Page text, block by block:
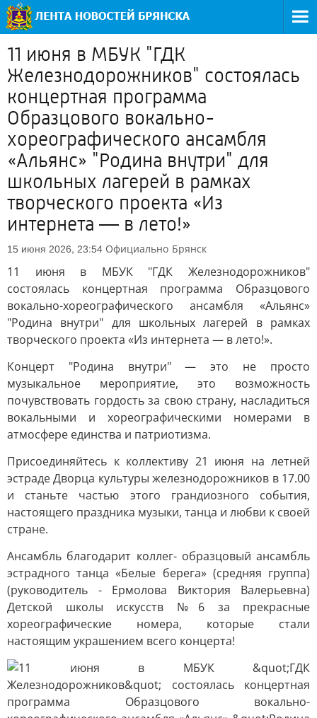
11 июня в МБУК "ГДК
Железнодорожников" состоялась
концертная программа
Образцового вокально-
хореографического ансамбля
«Альянс» "Родина внутри" для
школьных лагерей в рамках
творческого проекта «Из
интернета — в лето!»
15 июня 2026, 23:54 Официально Брянск
11 июня в МБУК "ГДК Железнодорожников"
состоялась концертная программа Образцового
вокально-хореографического ансамбля «Альянс»
"Родина внутри" для школьных лагерей в рамках
творческого проекта «Из интернета — в лето!».
Концерт "Родина внутри" — это не просто
музыкальное мероприятие, это возможность
почувствовать гордость за свою страну, насладиться
вокальными и хореографическими номерами в
атмосфере единства и патриотизма.
Присоединяйтесь к коллективу 21 июня на летней
эстраде Дворца культуры железнодорожников в 17.00
и станьте частью этого грандиозного события,
настоящего праздника музыки, танца и любви к своей
стране.
Ансамбль благодарит коллег- образцовый ансамбль
эстрадного танца «Белые берега» (средняя группа)
(руководитель - Ермолова Виктория Валерьевна)
Детской школы искусств №6 за прекрасные
хореографические номера, которые стали
настоящим украшением всего концерта!